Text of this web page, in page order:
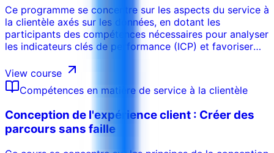
Ce programme se concentre sur les aspects du service à
la clientèle axés sur les données, en dotant les
participants des compétences nécessaires pour analyser
les indicateurs clés de performance (ICP) et favoriser
utiliser des outils d'analyse pour suivre la satisfaction
des clients, identifier les tendances et mesurer
l'efficacité des initiatives de service. Le programme met
l'accent sur l'importance de l'utilisation des données
pour prendre des décisions éclairées et optimiser les
opérations de service à la clientèle.
View course
Compétences en matière de service à la clientèle
Conception de l'expérience client : Créer des
parcours sans faille